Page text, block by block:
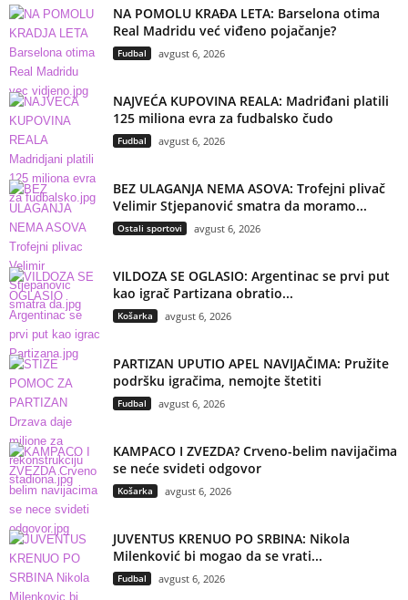
NA POMOLU KRAĐA LETA: Barselona otima
Real Madridu već viđeno pojačanje?
Fudbal avgust 6, 2026
NAJVEĆA KUPOVINA REALA: Madriđani platili
125 miliona evra za fudbalsko čudo
Fudbal avgust 6, 2026
BEZ ULAGANJA NEMA ASOVA: Trofejni plivač
Velimir Stjepanović smatra da moramo...
Ostali sportovi avgust 6, 2026
VILDOZA SE OGLASIO: Argentinac se prvi put
kao igrač Partizana obratio...
Košarka avgust 6, 2026
PARTIZAN UPUTIO APEL NAVIJAČIMA: Pružite
podršku igračima, nemojte štetiti
Fudbal avgust 6, 2026
KAMPACO I ZVEZDA? Crveno-belim navijačima
se neće svideti odgovor
Košarka avgust 6, 2026
JUVENTUS KRENUO PO SRBINA: Nikola
Milenković bi mogao da se vrati...
Fudbal avgust 6, 2026